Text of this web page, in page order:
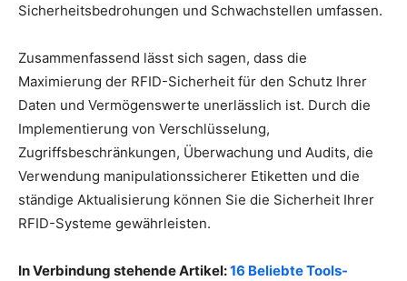
Sicherheitsbedrohungen und Schwachstellen umfassen.
Zusammenfassend lässt sich sagen, dass die
Maximierung der RFID-Sicherheit für den Schutz Ihrer
Daten und Vermögenswerte unerlässlich ist. Durch die
Implementierung von Verschlüsselung,
Zugriffsbeschränkungen, Überwachung und Audits, die
Verwendung manipulationssicherer Etiketten und die
ständige Aktualisierung können Sie die Sicherheit Ihrer
RFID-Systeme gewährleisten.
In Verbindung stehende Artikel:16 Beliebte Tools-